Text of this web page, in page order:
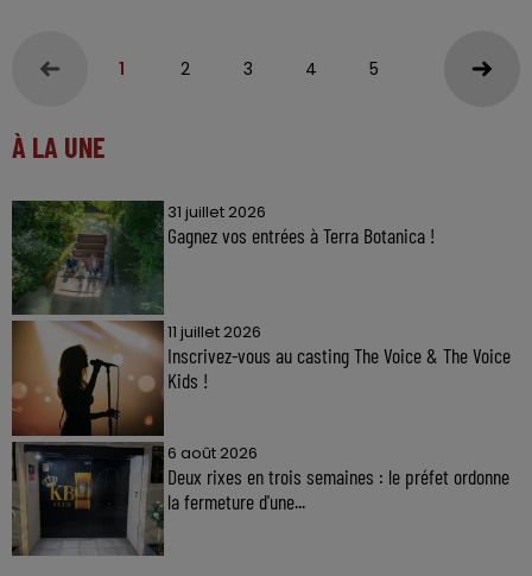
1 2 3 4 5
À LA UNE
31 juillet 2026
Gagnez vos entrées à Terra Botanica !
11 juillet 2026
Inscrivez-vous au casting The Voice & The Voice
Kids !
6 août 2026
Deux rixes en trois semaines : le préfet ordonne
la fermeture d'une...